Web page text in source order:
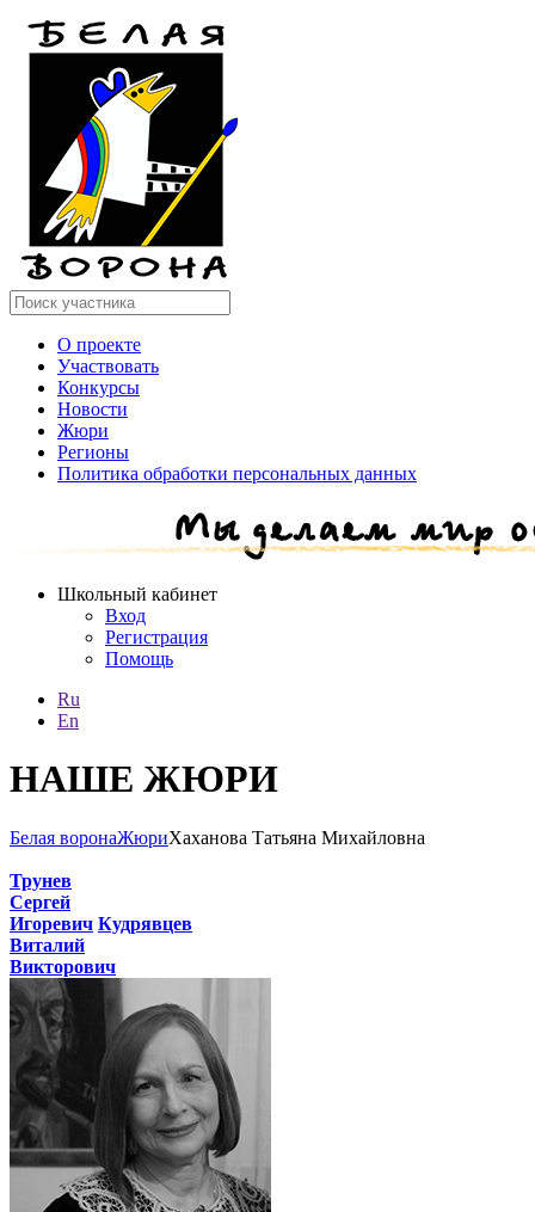
О проекте
Участвовать
Конкурсы
Новости
Жюри
Регионы
Политика обработки персональных данных
Школьный кабинет
Вход
Регистрация
Помощь
Ru
En
НАШЕ ЖЮРИ
Белая воронаЖюриХаханова Татьяна Михайловна
Трунев
Сергей
Игоревич Кудрявцев
Виталий
Викторович